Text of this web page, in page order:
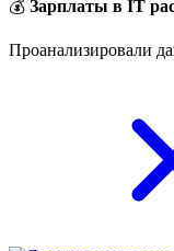
💰 Зарплаты в IT
Проанализировали